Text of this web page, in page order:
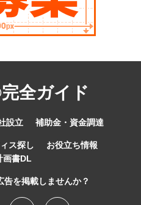
全ガイド
設立 補助金・資金調達
ス探し
お役立ち情報
画書DL
告を掲載しませんか？